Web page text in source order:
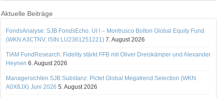
Aktuelle Beiträge
FondsAnalyse: SJB FondsEcho. UI I – Montrusco Bolton Global Equity Fund
(WKN A3CTNV, ISIN LU2361251221) 7. August 2026
TIAM FundResearch: Fidelity stärkt FFB mit Oliver Dreiskämper und Alexander
Heynen 6. August 2026
Managersichten SJB Substanz: Pictet Global Megatrend Selection (WKN
A0X8JX) Juni 2026 5. August 2026